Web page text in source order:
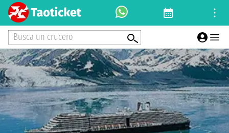
Busca un crucero